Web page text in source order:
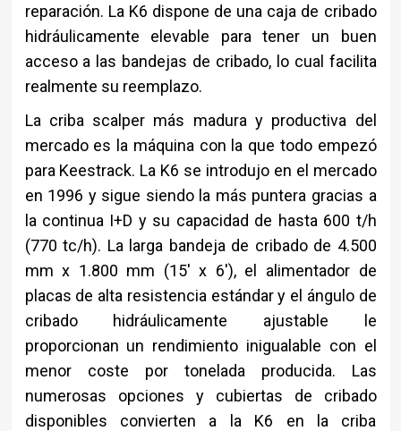
reparación. La K6 dispone de una caja de cribado
hidráulicamente elevable para tener un buen
acceso a las bandejas de cribado, lo cual facilita
realmente su reemplazo.
La criba scalper más madura y productiva del
mercado es la máquina con la que todo empezó
para Keestrack. La K6 se introdujo en el mercado
en 1996 y sigue siendo la más puntera gracias a
la continua I+D y su capacidad de hasta 600 t/h
(770 tc/h). La larga bandeja de cribado de 4.500
mm x 1.800 mm (15′ x 6′), el alimentador de
placas de alta resistencia estándar y el ángulo de
cribado hidráulicamente ajustable le
proporcionan un rendimiento inigualable con el
menor coste por tonelada producida. Las
numerosas opciones y cubiertas de cribado
disponibles convierten a la K6 en la criba